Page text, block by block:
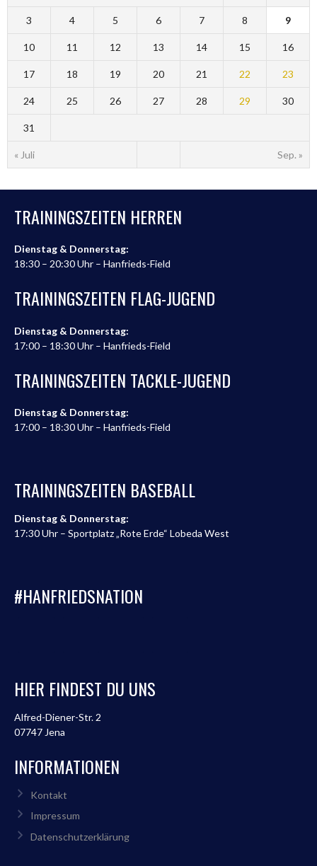
« Juli Sep. »
3 4 5 6 7 8 9
10 11 12 13 14 15 16
17 18 19 20 21 22 23
24 25 26 27 28 29 30
31
TRAININGSZEITEN HERREN
Dienstag & Donnerstag:
18:30 – 20:30 Uhr – Hanfrieds-Field
TRAININGSZEITEN FLAG-JUGEND
Dienstag & Donnerstag:
17:00 – 18:30 Uhr – Hanfrieds-Field
TRAININGSZEITEN TACKLE-JUGEND
Dienstag & Donnerstag:
17:00 – 18:30 Uhr – Hanfrieds-Field
TRAININGSZEITEN BASEBALL
Dienstag & Donnerstag:
17:30 Uhr – Sportplatz „Rote Erde“ Lobeda West
#HANFRIEDSNATION
HIER FINDEST DU UNS
Alfred-Diener-Str. 2
07747 Jena
INFORMATIONEN
Kontakt
Impressum
Datenschutzerklärung